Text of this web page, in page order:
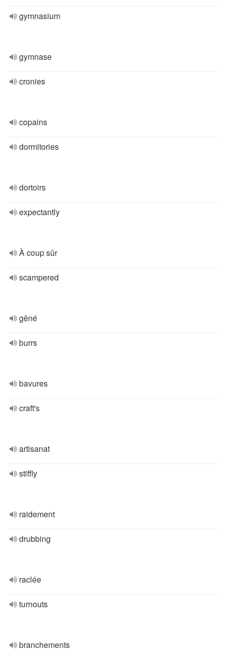
gymnasium
gymnase
cronies
copains
dormitories
dortoirs
expectantly
À coup sûr
scampered
gêné
burrs
bavures
craft's
artisanat
stiffly
raidement
drubbing
raclée
turnouts
branchements